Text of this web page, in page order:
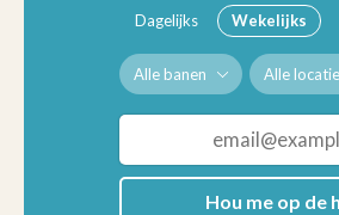
Dagelijks Wekelijks
Alle banen Alle
Hou me op de